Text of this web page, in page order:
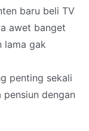
baru beli TV
awet banget
lama gak
penting sekali
pensiun dengan